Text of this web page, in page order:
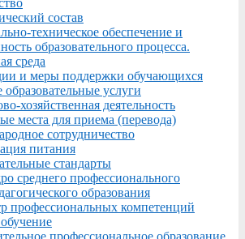
состав
техническое обеспечение и
образовательного процесса.
среда
и меры поддержки обучающихся
услуги
хозяйственная деятельность
места для приема (перевода)
сотрудничество
питания
стандарты
среднего профессионального
образования
профессиональных компетенций
профессиональное образование